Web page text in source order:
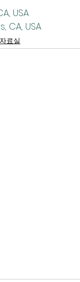
USA
CA, USA
자료실